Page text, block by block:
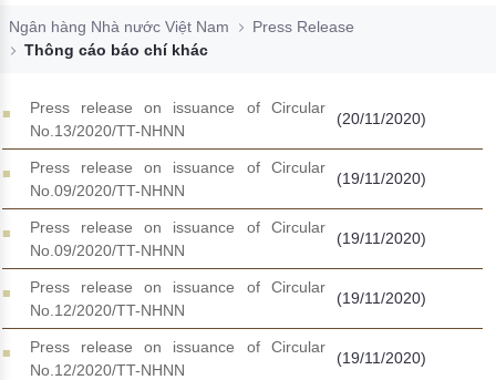
Đào tạo ISO
Ngân hàng Nhà nước Việt Nam
Press Release
Thông cáo báo chí khác
Press release on issuance of Circular
No.13/2020/TT-NHNN
(20/11/2020)
Press release on issuance of Circular
No.09/2020/TT-NHNN
(19/11/2020)
Press release on issuance of Circular
No.09/2020/TT-NHNN
(19/11/2020)
Press release on issuance of Circular
No.12/2020/TT-NHNN
(19/11/2020)
Press release on issuance of Circular
No.12/2020/TT-NHNN
(19/11/2020)